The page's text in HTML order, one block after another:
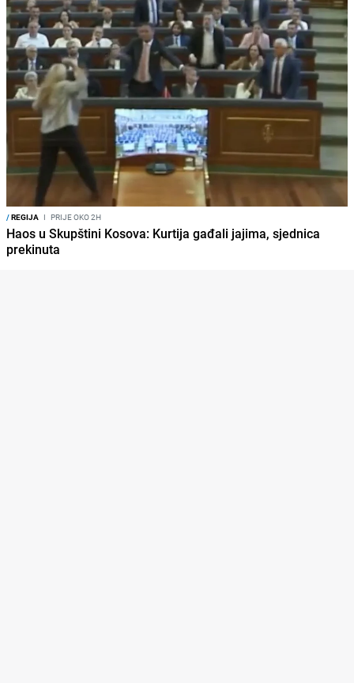
/REGIJA I PRIJE OKO 2H
Haos u Skupštini Kosova: Kurtija gađali jajima, sjednica
prekinuta